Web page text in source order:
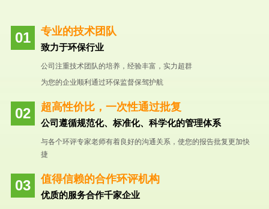
专业的技术团队
致力于环保行业
公司注重技术团队的培养，经验丰富，实力超群
为您的企业顺利通过环保监督保驾护航
超高性价比，一次性通过批复
公司遵循规范化、标准化、科学化的管理体系
与各个环评专家老师有着良好的沟通关系，使您的报告批复更加快
捷
值得信赖的合作环评机构
优质的服务合作千家企业